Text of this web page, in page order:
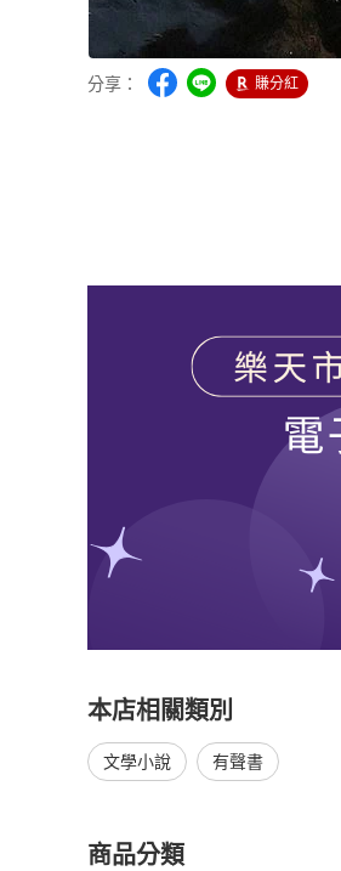
分享： 賺分紅
本店相關類別
文學小說 有聲書
商品分類